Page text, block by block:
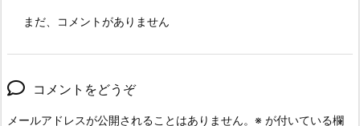
まだ、コメントがありません
コメントをどうぞ
メールアドレスが公開されることはありません。 ※ が付いている欄